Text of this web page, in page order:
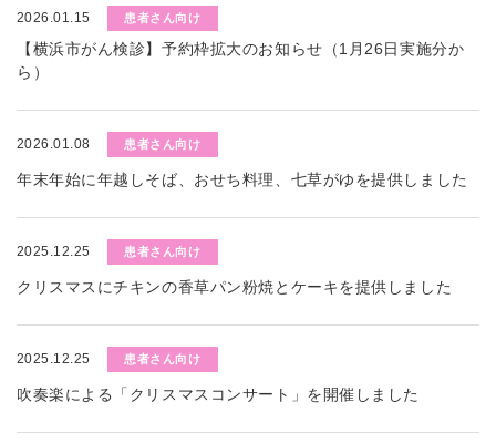
2026.01.15 患者さん向け
【横浜市がん検診】予約枠拡大のお知らせ（1月26日実施分か
ら）
2026.01.08 患者さん向け
年末年始に年越しそば、おせち料理、七草がゆを提供しました
2025.12.25 患者さん向け
クリスマスにチキンの香草パン粉焼とケーキを提供しました
2025.12.25 患者さん向け
吹奏楽による「クリスマスコンサート」を開催しました